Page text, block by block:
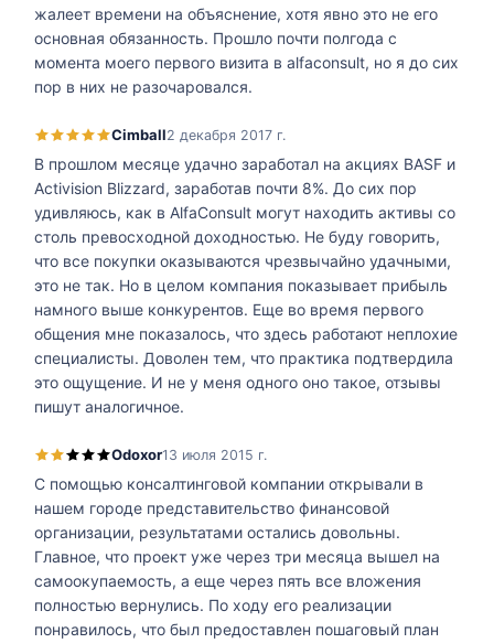
жалеет времени на объяснение, хотя явно это не его
основная обязанность. Прошло почти полгода с
момента моего первого визита в alfaconsult, но я до сих
пор в них не разочаровался.
Cimball2 декабря 2017 г.
В прошлом месяце удачно заработал на акциях BASF и
Activision Blizzard, заработав почти 8%. До сих пор
удивляюсь, как в AlfaConsult могут находить активы со
столь превосходной доходностью. Не буду говорить,
что все покупки оказываются чрезвычайно удачными,
это не так. Но в целом компания показывает прибыль
намного выше конкурентов. Еще во время первого
общения мне показалось, что здесь работают неплохие
специалисты. Доволен тем, что практика подтвердила
это ощущение. И не у меня одного оно такое, отзывы
пишут аналогичное.
Odoxor13 июля 2015 г.
С помощью консалтинговой компании открывали в
нашем городе представительство финансовой
организации, результатами остались довольны.
Главное, что проект уже через три месяца вышел на
самоокупаемость, а еще через пять все вложения
полностью вернулись. По ходу его реализации
понравилось, что был предоставлен пошаговый план